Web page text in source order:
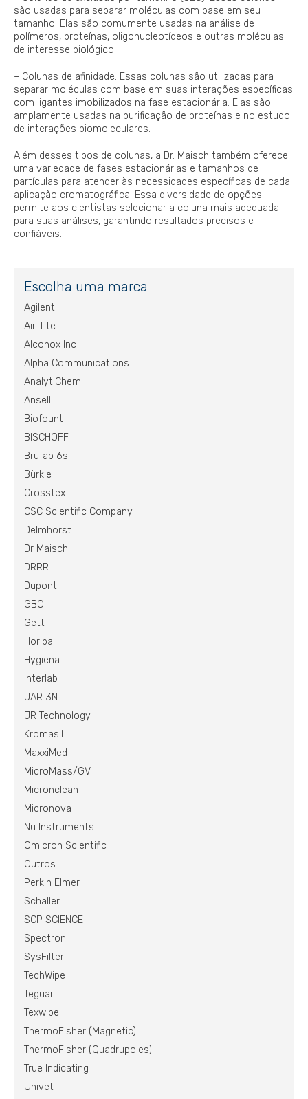
são usadas para separar moléculas com base em seu
tamanho. Elas são comumente usadas na análise de
polímeros, proteínas, oligonucleotídeos e outras moléculas
de interesse biológico.
– Colunas de afinidade: Essas colunas são utilizadas para
separar moléculas com base em suas interações específicas
com ligantes imobilizados na fase estacionária. Elas são
amplamente usadas na purificação de proteínas e no estudo
de interações biomoleculares.
Além desses tipos de colunas, a Dr. Maisch também oferece
uma variedade de fases estacionárias e tamanhos de
partículas para atender às necessidades específicas de cada
aplicação cromatográfica. Essa diversidade de opções
permite aos cientistas selecionar a coluna mais adequada
para suas análises, garantindo resultados precisos e
confiáveis.
Escolha uma marca
Agilent
Air-Tite
Alconox Inc
Alpha Communications
AnalytiChem
Ansell
Biofount
BISCHOFF
BruTab 6s
Bürkle
Crosstex
CSC Scientific Company
Delmhorst
Dr Maisch
DRRR
Dupont
GBC
Gett
Horiba
Hygiena
Interlab
JAR 3N
JR Technology
Kromasil
MaxxiMed
MicroMass/GV
Micronclean
Micronova
Nu Instruments
Omicron Scientific
Outros
Perkin Elmer
Schaller
SCP SCIENCE
Spectron
SysFilter
TechWipe
Teguar
Texwipe
ThermoFisher (Magnetic)
ThermoFisher (Quadrupoles)
True Indicating
Univet